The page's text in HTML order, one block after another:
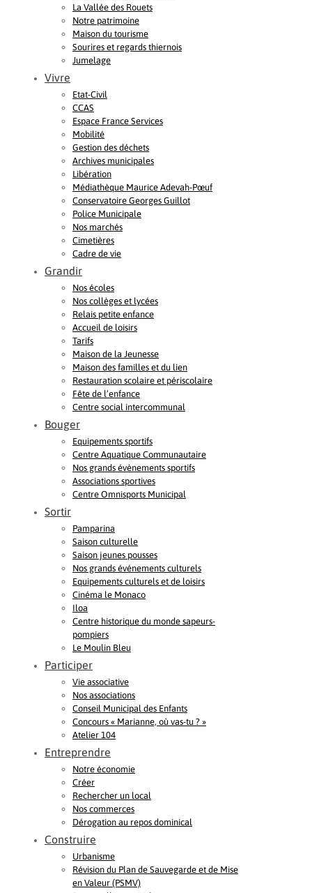
La Vallée des Rouets
Notre patrimoine
Maison du tourisme
Sourires et regards thiernois
Jumelage
Vivre
Etat-Civil
CCAS
Espace France Services
Mobilité
Gestion des déchets
Archives municipales
Libération
Médiathèque Maurice Adevah-Pœuf
Conservatoire Georges Guillot
Police Municipale
Nos marchés
Cimetières
Cadre de vie
Grandir
Nos écoles
Nos collèges et lycées
Relais petite enfance
Accueil de loisirs
Tarifs
Maison de la Jeunesse
Maison des familles et du lien
Restauration scolaire et périscolaire
Fête de l’enfance
Centre social intercommunal
Bouger
Equipements sportifs
Centre Aquatique Communautaire
Nos grands évènements sportifs
Associations sportives
Centre Omnisports Municipal
Sortir
Pamparina
Saison culturelle
Saison jeunes pousses
Nos grands événements culturels
Equipements culturels et de loisirs
Cinéma le Monaco
Iloa
Centre historique du monde sapeurs-
pompiers
Le Moulin Bleu
Participer
Vie associative
Nos associations
Conseil Municipal des Enfants
Concours « Marianne, où vas-tu ? »
Atelier 104
Entreprendre
Notre économie
Créer
Rechercher un local
Nos commerces
Dérogation au repos dominical
Construire
Urbanisme
Révision du Plan de Sauvegarde et de Mise
en Valeur (PSMV)